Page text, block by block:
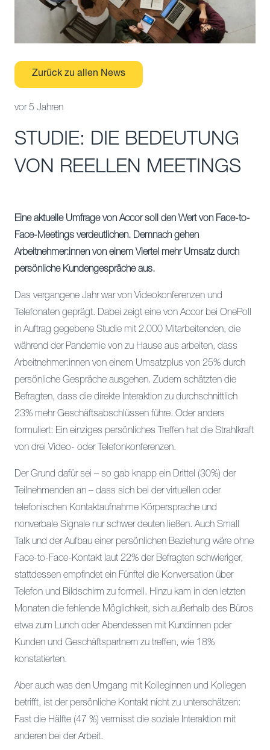
Zurück zu allen News
vor 5 Jahren
STUDIE: DIE BEDEUTUNG
VON REELLEN MEETINGS
Eine aktuelle Umfrage von Accor soll den Wert von Face-to-
Face-Meetings verdeutlichen. Demnach gehen
Arbeitnehmer:innen von einem Viertel mehr Umsatz durch
persönliche Kundengespräche aus.
Das vergangene Jahr war von Videokonferenzen und
Telefonaten geprägt. Dabei zeigt eine von Accor bei OnePoll
in Auftrag gegebene Studie mit 2.000 Mitarbeitenden, die
während der Pandemie von zu Hause aus arbeiten, dass
Arbeitnehmer:innen von einem Umsatzplus von 25% durch
persönliche Gespräche ausgehen. Zudem schätzten die
Befragten, dass die direkte Interaktion zu durchschnittlich
23% mehr Geschäftsabschlüssen führe. Oder anders
formuliert: Ein einziges persönliches Treffen hat die Strahlkraft
von drei Video- oder Telefonkonferenzen.
Der Grund dafür sei – so gab knapp ein Drittel (30%) der
Teilnehmenden an – dass sich bei der virtuellen oder
telefonischen Kontaktaufnahme Körpersprache und
nonverbale Signale nur schwer deuten ließen. Auch Small
Talk und der Aufbau einer persönlichen Beziehung wäre ohne
Face-to-Face-Kontakt laut 22% der Befragten schwieriger,
stattdessen empfindet ein Fünftel die Konversation über
Telefon und Bildschirm zu formell. Hinzu kam in den letzten
Monaten die fehlende Möglichkeit, sich außerhalb des Büros
etwa zum Lunch oder Abendessen mit Kundinnen pder
Kunden und Geschäftspartnern zu treffen, wie 18%
konstatierten.
Aber auch was den Umgang mit Kolleginnen und Kollegen
betrifft, ist der persönliche Kontakt nicht zu unterschätzen:
Fast die Hälfte (47 %) vermisst die soziale Interaktion mit
anderen bei der Arbeit.